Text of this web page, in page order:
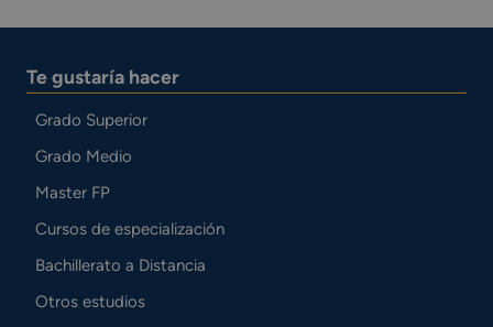
Te gustaría hacer
Grado Superior
Grado Medio
Master FP
Cursos de especialización
Bachillerato a Distancia
Otros estudios